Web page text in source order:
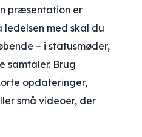
præsentation er
med skal du
– i statusmøder,
samtaler. Brug
opdateringer,
små videoer, der